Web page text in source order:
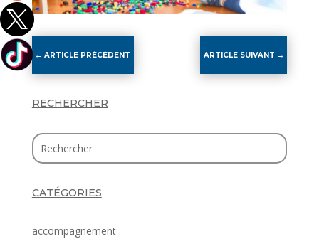
←ARTICLE PRÉCÉDENT ARTICLE SUIVANT →
RECHERCHER
CATÉGORIES
accompagnement